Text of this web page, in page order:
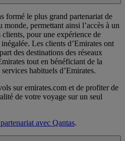
formé le plus grand partenariat de
monde, permettant ainsi l’accès à un
pour une expérience de
Les clients d’Emirates ont
des destinations des réseaux
tout en bénéficiant de la
habituels d’Emirates.
sur emirates.com et de profiter de
de votre voyage sur un seul
avec Qantas.